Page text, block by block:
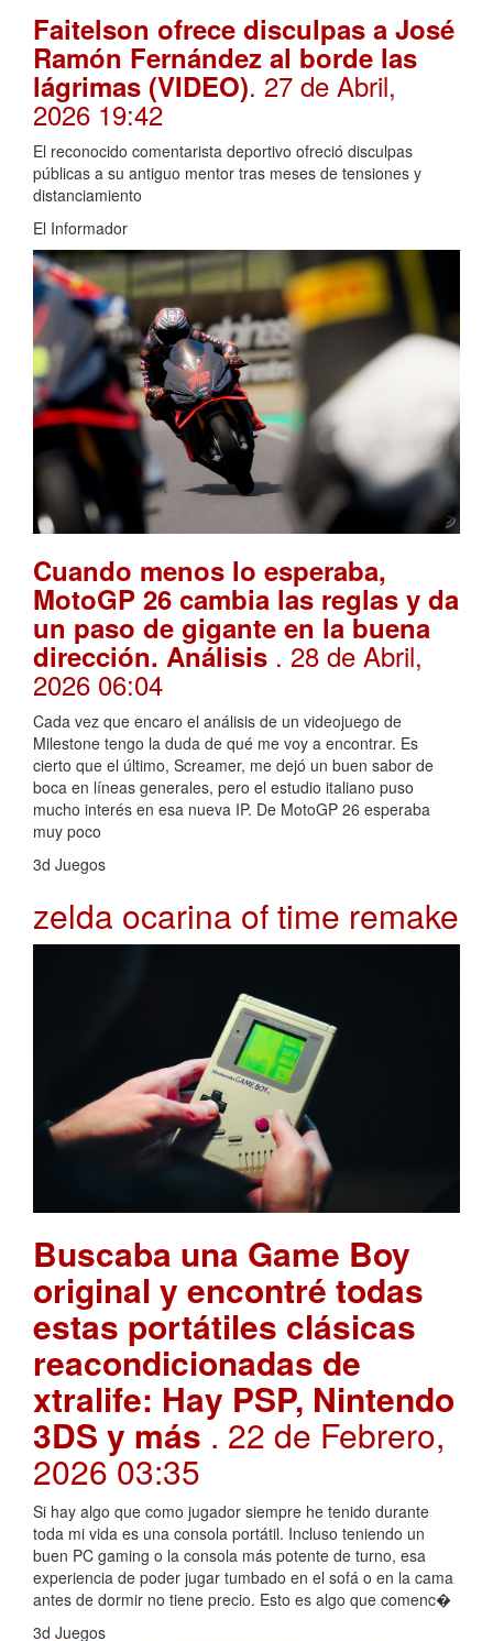
Faitelson ofrece disculpas a José
Ramón Fernández al borde las
lágrimas (VIDEO). 27 de Abril,
2026 19:42
El reconocido comentarista deportivo ofreció disculpas
públicas a su antiguo mentor tras meses de tensiones y
distanciamiento
El Informador
Cuando menos lo esperaba,
MotoGP 26 cambia las reglas y da
un paso de gigante en la buena
dirección. Análisis . 28 de Abril,
2026 06:04
Cada vez que encaro el análisis de un videojuego de
Milestone tengo la duda de qué me voy a encontrar. Es
cierto que el último, Screamer, me dejó un buen sabor de
boca en líneas generales, pero el estudio italiano puso
mucho interés en esa nueva IP. De MotoGP 26 esperaba
muy poco
3d Juegos
zelda ocarina of time remake
Buscaba una Game Boy
original y encontré todas
estas portátiles clásicas
reacondicionadas de
xtralife: Hay PSP, Nintendo
3DS y más. 22 de Febrero,
2026 03:35
Si hay algo que como jugador siempre he tenido durante
toda mi vida es una consola portátil. Incluso teniendo un
buen PC gaming o la consola más potente de turno, esa
experiencia de poder jugar tumbado en el sofá o en la cama
antes de dormir no tiene precio. Esto es algo que comenc�
3d Juegos